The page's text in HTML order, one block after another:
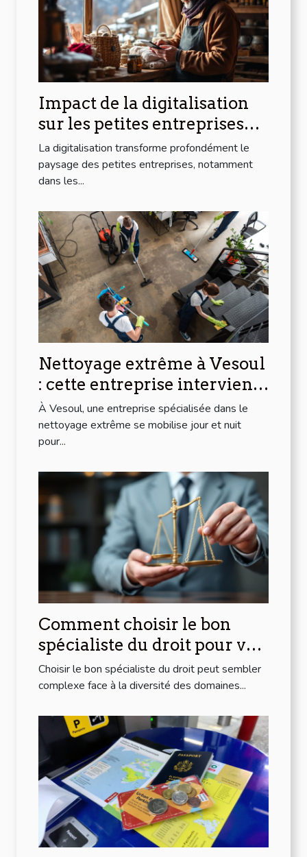
Impact de la digitalisation
sur les petites entreprises
dans les régions alpines
La digitalisation transforme profondément le
paysage des petites entreprises, notamment
dans les...
Nettoyage extrême à Vesoul
: cette entreprise intervient
chez vous 24/7 !
À Vesoul, une entreprise spécialisée dans le
nettoyage extrême se mobilise jour et nuit
pour...
Comment choisir le bon
spécialiste du droit pour vos
besoins spécifiques ?
Choisir le bon spécialiste du droit peut sembler
complexe face à la diversité des domaines...